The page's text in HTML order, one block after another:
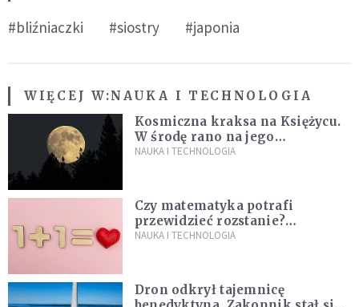
#bliźniaczki #siostry #japonia
WIĘCEJ W:NAUKA I TECHNOLOGIA
Kosmiczna kraksa na Księżycu.
W środę rano na jego
powierzchni dojdzie do
NAUKA I TECHNOLOGIA
Czy matematyka potrafi
przewidzieć rozstanie?
Naukowcy stworzyli model
NAUKA I TECHNOLOGIA
Dron odkrył tajemnicę